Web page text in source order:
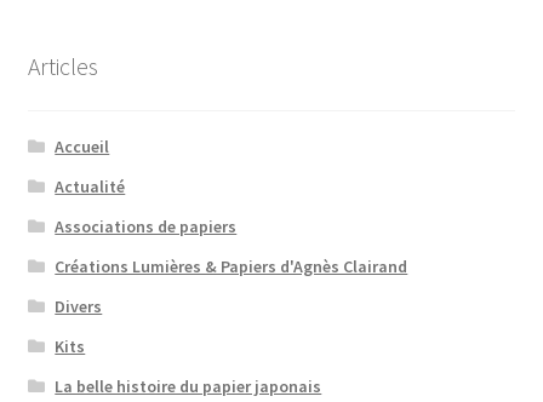
Articles
Accueil
Actualité
Associations de papiers
Créations Lumières & Papiers d'Agnès Clairand
Divers
Kits
La belle histoire du papier japonais